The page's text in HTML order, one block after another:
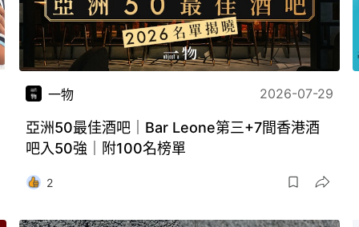
一物 2026-07-29
亞洲50最佳酒吧｜Bar Leone第三+7間香港酒
吧入50強｜附100名榜單
2